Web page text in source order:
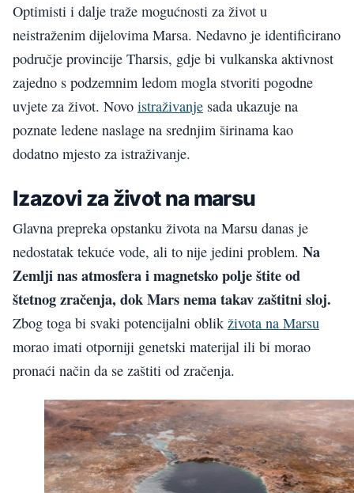
Optimisti i dalje traže mogućnosti za život u
neistraženim dijelovima Marsa. Nedavno je identificirano
područje provincije Tharsis, gdje bi vulkanska aktivnost
zajedno s podzemnim ledom mogla stvoriti pogodne
uvjete za život. Novo istraživanje sada ukazuje na
poznate ledene naslage na srednjim širinama kao
dodatno mjesto za istraživanje.
Izazovi za život na marsu
Glavna prepreka opstanku života na Marsu danas je
nedostatak tekuće vode, ali to nije jedini problem. Na
Zemlji nas atmosfera i magnetsko polje štite od
štetnog zračenja, dok Mars nema takav zaštitni sloj.
Zbog toga bi svaki potencijalni oblik života na Marsu
morao imati otporniji genetski materijal ili bi morao
pronaći način da se zaštiti od zračenja.